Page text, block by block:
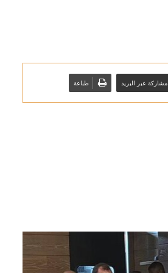
مشاركة عبر البريد طباعة